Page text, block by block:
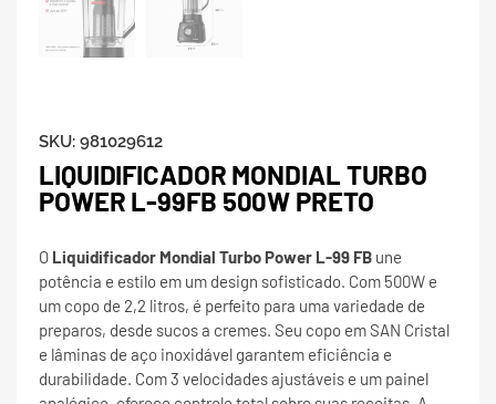
SKU: 981029612
LIQUIDIFICADOR MONDIAL TURBO
POWER L-99FB 500W PRETO
O Liquidificador Mondial Turbo Power L-99 FB une
potência e estilo em um design sofisticado. Com 500W e
um copo de 2,2 litros, é perfeito para uma variedade de
preparos, desde sucos a cremes. Seu copo em SAN Cristal
e lâminas de aço inoxidável garantem eficiência e
durabilidade. Com 3 velocidades ajustáveis e um painel